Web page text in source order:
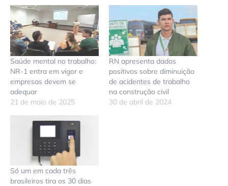
Saúde mental no trabalho:
NR-1 entra em vigor e
empresas devem se
adequar
21 de maio de 2025
RN apresenta dados
positivos sobre diminuição
de acidentes de trabalho
na construção civil
30 de abril de 2024
Só um em cada três
brasileiros tira os 30 dias